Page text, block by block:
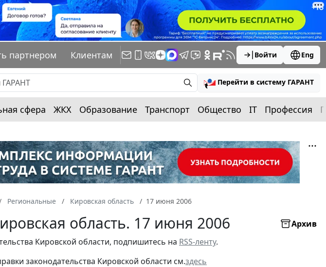
партнером Клиентам Войти Eng
Перейти в систему ГАРАНТ
сфера ЖКХ Образование Транспорт Общество IT Профессия
Региональные Кировская область 17 июня 2006
область. 17 июня 2006
Архив
Кировской области, подпишитесь на RSS-ленту.
законодательства Кировской области см.здесь